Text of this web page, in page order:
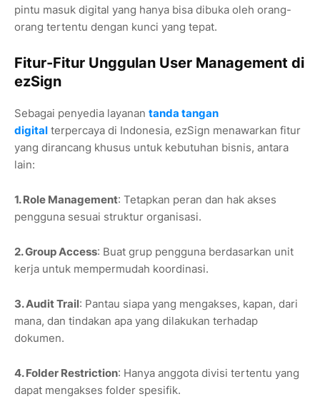
pintu masuk digital yang hanya bisa dibuka oleh orang-
orang tertentu dengan kunci yang tepat.
Fitur-Fitur Unggulan User Management di
ezSign
Sebagai penyedia layanan tanda tangan
digital terpercaya di Indonesia, ezSign menawarkan fitur
yang dirancang khusus untuk kebutuhan bisnis, antara
lain:
1. Role Management: Tetapkan peran dan hak akses
pengguna sesuai struktur organisasi.
2. Group Access: Buat grup pengguna berdasarkan unit
kerja untuk mempermudah koordinasi.
3. Audit Trail: Pantau siapa yang mengakses, kapan, dari
mana, dan tindakan apa yang dilakukan terhadap
dokumen.
4. Folder Restriction: Hanya anggota divisi tertentu yang
dapat mengakses folder spesifik.